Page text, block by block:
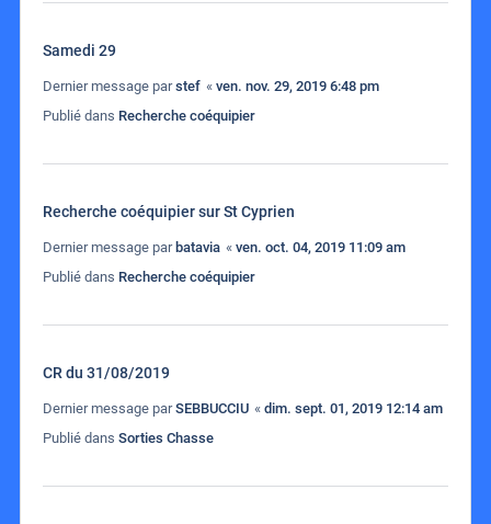
Samedi 29
Dernier message parstef « ven. nov. 29, 2019 6:48 pm
Publié dans Recherche coéquipier
Recherche coéquipier sur St Cyprien
Dernier message par batavia « ven. oct. 04, 2019 11:09 am
Publié dans Recherche coéquipier
CR du 31/08/2019
Dernier message parSEBBUCCIU « dim. sept. 01, 2019 12:14 am
Publié dans Sorties Chasse